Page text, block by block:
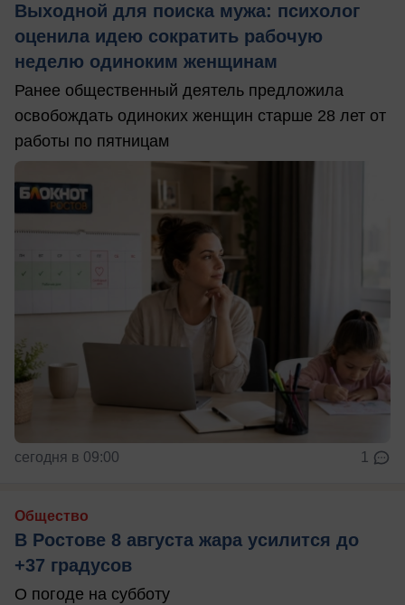
Выходной для поиска мужа: психолог
оценила идею сократить рабочую
неделю одиноким женщинам
Ранее общественный деятель предложила
освобождать одиноких женщин старше 28 лет от
работы по пятницам
сегодня в 09:00 1
Общество
В Ростове 8 августа жара усилится до
+37 градусов
О погоде на субботу